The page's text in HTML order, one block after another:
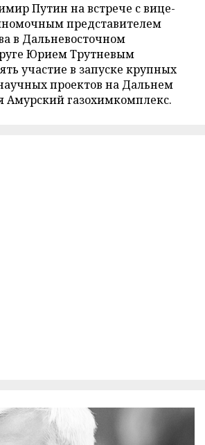
Путин на встрече с вице-
представителем
в Дальневосточном
Юрием Трутневым
участие в запуске крупных
проектов на Дальнем
Амурский газохимкомплекс.